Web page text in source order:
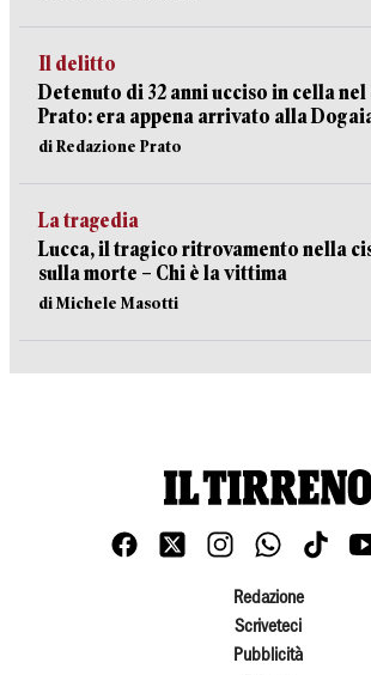
Il delitto
Detenuto di 32 anni ucciso in cella
Prato: era appena arrivato alla
di Redazione Prato
La tragedia
Lucca, il tragico ritrovamento nella
sulla morte – Chi è la vittima
di Michele Masotti
Redazione
Scriveteci
Pubblicità